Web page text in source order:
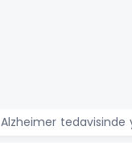
Alzheimer tedavisinde